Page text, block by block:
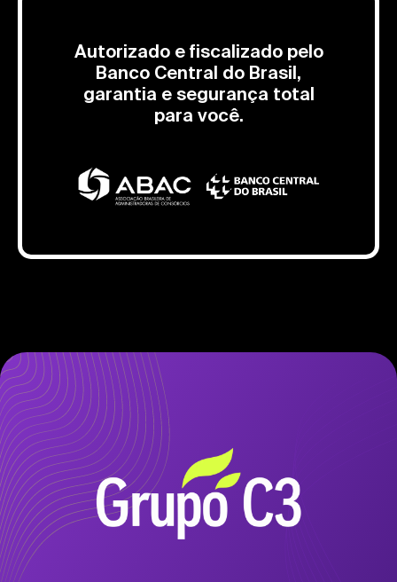
Autorizado e fiscalizado pelo
Banco Central do Brasil,
garantia e segurança total
para você.